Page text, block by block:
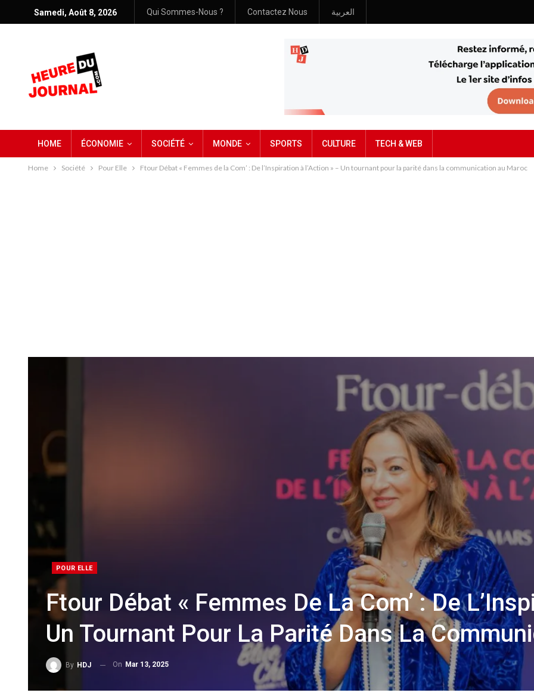
Samedi, Août 8, 2026 Qui Sommes-Nous ? Contactez Nous العربية
HOME ÉCONOMIE SOCIÉTÉ MONDE SPORTS CULTURE TECH & WEB
Home Société Pour Elle Ftour Débat « Femmes de la Com’ : De l’Inspiration à l’Action » – Un tournant pour la parité dans la communication au Maroc
POUR ELLE
Ftour Débat « Femmes De La Com’ : De
Un Tournant Pour La Parité Dans La
By HDJ On Mar 13, 2025